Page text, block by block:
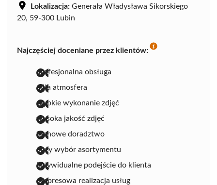
Lokalizacja: Generała Władysława Sikorskiego
20, 59-300 Lubin
Najczęściej doceniane przez klientów:
profesjonalna obsługa
miła atmosfera
szybkie wykonanie zdjęć
wysoka jakość zdjęć
fachowe doradztwo
duży wybór asortymentu
indywidualne podejście do klienta
ekspresowa realizacja usług